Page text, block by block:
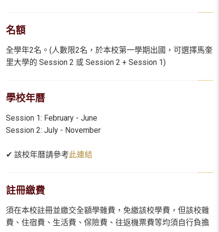
名額
全學年2名。(人數限2名，於本校第一學期出國，可選擇馬奎
里大學的 Session 2 或 Session 2 + Session 1)
學校年曆
Session 1: February - June
Session 2: July - November
✔ 該校年曆請參考此連結
註冊繳費
須在本校註冊並繳交全額學雜費，免繳該校學費，但該校雜
費、住宿費、生活費、保險費、往返機票費等均須自行負擔